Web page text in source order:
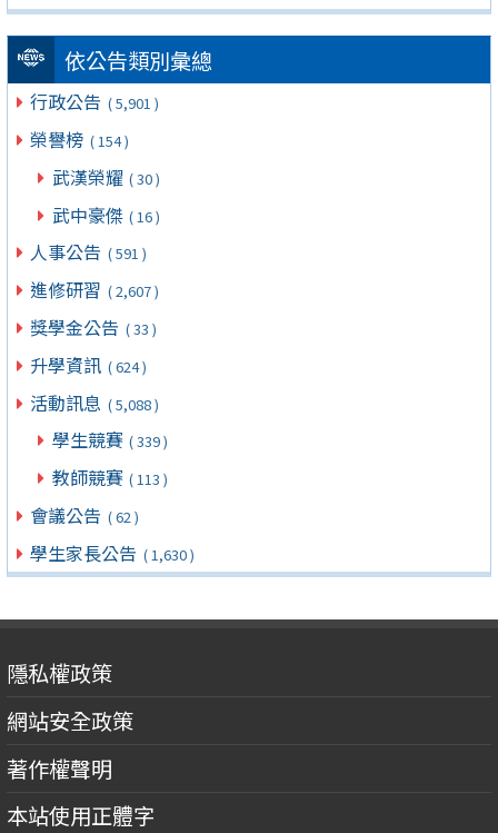
依公告類別彙總
行政公告 ( 5,901 )
榮譽榜 ( 154 )
武漢榮耀 ( 30 )
武中豪傑 ( 16 )
人事公告 ( 591 )
進修研習 ( 2,607 )
獎學金公告 ( 33 )
升學資訊 ( 624 )
活動訊息 ( 5,088 )
學生競賽 ( 339 )
教師競賽 ( 113 )
會議公告 ( 62 )
學生家長公告 ( 1,630 )
隱私權政策
網站安全政策
著作權聲明
本站使用正體字